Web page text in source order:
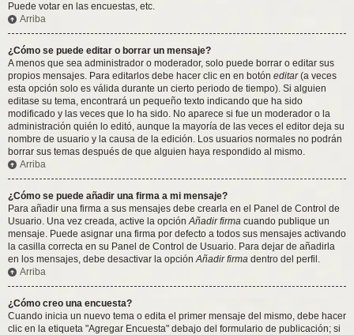
Puede votar en las encuestas, etc.
Arriba
¿Cómo se puede editar o borrar un mensaje?
A menos que sea administrador o moderador, solo puede borrar o editar sus
propios mensajes. Para editarlos debe hacer clic en en botón editar(a veces
esta opción solo es válida durante un cierto periodo de tiempo). Si alguien
editase su tema, encontrará un pequeño texto indicando que ha sido
modificado y las veces que lo ha sido. No aparece si fue un moderador o la
administración quién lo editó, aunque la mayoría de las veces el editor deja su
nombre de usuario y la causa de la edición. Los usuarios normales no podrán
borrar sus temas después de que alguien haya respondido al mismo.
Arriba
¿Cómo se puede añadir una firma a mi mensaje?
Para añadir una firma a sus mensajes debe crearla en el Panel de Control de
Usuario. Una vez creada, active la opciónAñadir firma cuando publique un
mensaje. Puede asignar una firma por defecto a todos sus mensajes activando
la casilla correcta en su Panel de Control de Usuario. Para dejar de añadirla
en los mensajes, debe desactivar la opciónAñadir firma dentro del perfil.
Arriba
¿Cómo creo una encuesta?
Cuando inicia un nuevo tema o edita el primer mensaje del mismo, debe hacer
clic en la etiqueta "Agregar Encuesta" debajo del formulario de publicación; si